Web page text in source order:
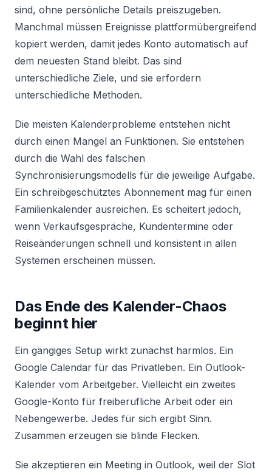
sind, ohne persönliche Details preiszugeben.
Manchmal müssen Ereignisse plattformübergreifend
kopiert werden, damit jedes Konto automatisch auf
dem neuesten Stand bleibt. Das sind
unterschiedliche Ziele, und sie erfordern
unterschiedliche Methoden.
Die meisten Kalenderprobleme entstehen nicht
durch einen Mangel an Funktionen. Sie entstehen
durch die Wahl des falschen
Synchronisierungsmodells für die jeweilige Aufgabe.
Ein schreibgeschütztes Abonnement mag für einen
Familienkalender ausreichen. Es scheitert jedoch,
wenn Verkaufsgespräche, Kundentermine oder
Reiseänderungen schnell und konsistent in allen
Systemen erscheinen müssen.
Das Ende des Kalender-Chaos
beginnt hier
Ein gängiges Setup wirkt zunächst harmlos. Ein
Google Calendar für das Privatleben. Ein Outlook-
Kalender vom Arbeitgeber. Vielleicht ein zweites
Google-Konto für freiberufliche Arbeit oder ein
Nebengewerbe. Jedes für sich ergibt Sinn.
Zusammen erzeugen sie blinde Flecken.
Sie akzeptieren ein Meeting in Outlook, weil der Slot